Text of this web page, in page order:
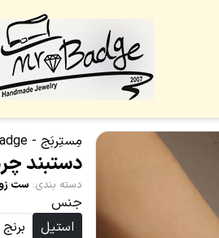
مِستِربَج - Mrbadge
دستبند
دسته بندی: ست
جنس
استیل
برنج